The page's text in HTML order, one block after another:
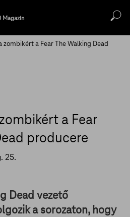
Magazin
zombikért a Fear The Walking Dead
a Fear
producere
25.
Dead vezető
a sorozaton, hogy